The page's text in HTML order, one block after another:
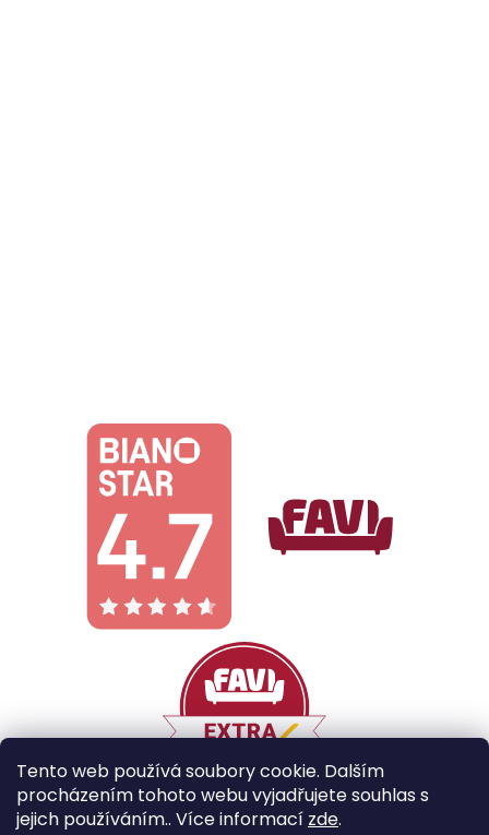
Tento web používá soubory cookie. Dalším
procházením tohoto webu vyjadřujete souhlas s
jejich používáním.. Více informací zde.